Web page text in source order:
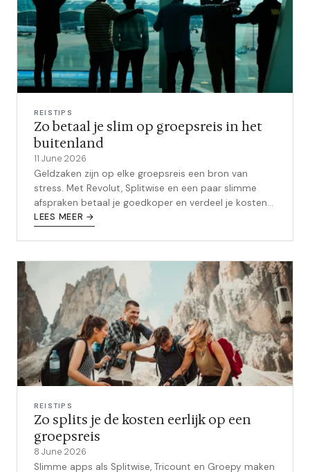
REISTIPS
Zo betaal je slim op groepsreis in het
buitenland
11 June 2026
Geldzaken zijn op elke groepsreis een bron van
stress. Met Revolut, Splitwise en een paar slimme
afspraken betaal je goedkoper en verdeel je kosten
eerlijk, zonder gedoe achteraf.
LEES MEER →
REISTIPS
Zo splits je de kosten eerlijk op een
groepsreis
8 June 2026
Slimme apps als Splitwise, Tricount en Groepy maken